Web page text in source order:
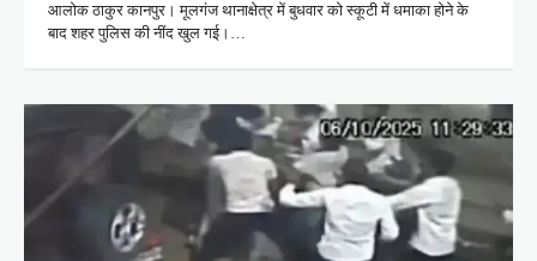
आलोक ठाकुर कानपुर। मूलगंज थानाक्षेत्र में बुधवार को स्कूटी में धमाका होने के
बाद शहर पुलिस की नींद खुल गई।…